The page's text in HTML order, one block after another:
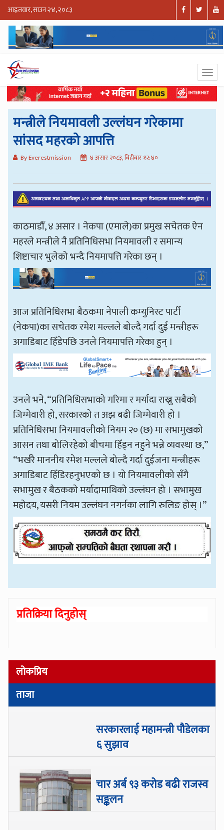
आइतवार, साउन २४, २०८३
मन्त्रीले नियमावली उल्लंघन गरेकामा
सांसद महरको आपत्ति
By Everestmission ४ असार २०८३, बिहीबार १२:४०
काठमाडौँ, ४ असार । नेकपा (एमाले)का प्रमुख सचेतक ऐन
महरले मन्त्रीले नै प्रतिनिधिसभा नियमावली र समान्य
शिष्टाचार भुलेको भन्दै नियमापत्ति गरेका छन् ।
आज प्रतिनिधिसभा बैठकमा नेपाली कम्युनिस्ट पार्टी
(नेकपा)का सचेतक रमेश मल्लले बोल्दै गर्दा दुई मन्त्रीहरू
अगाडिबाट हिँडेपछि उनले नियमापत्ति गरेका हुन् ।
उनले भने, “प्रतिनिधिसभाको गरिमा र मर्यादा राख्नु सबैको
जिम्मेवारी हो, सरकारको त अझ बढी जिम्मेवारी हो ।
प्रतिनिधिसभा नियमावलीको नियम २० (छ) मा सभामुखको
आसन तथा बोलिरहेको बीचमा हिँड्न नहुने भन्ने व्यवस्था छ,”
“भर्खरै माननीय रमेश मल्लले बोल्दै गर्दा दुईजना मन्त्रीहरू
अगाडिबाट हिँडिरहनुभएको छ । यो नियमावलीको सँगै
सभामुख र बैठकको मर्यादामाथिको उल्लंघन हो । सभामुख
महोदय, यसरी नियम उल्लंघन नगर्नका लागि रुलिङ होस् ।”
प्रतिक्रिया दिनुहोस्
लोकप्रिय
ताजा
सरकारलाई महामन्त्री पौडेलका
६ सुझाव
चार अर्ब ९३ करोड बढी राजस्व
सङ्कलन